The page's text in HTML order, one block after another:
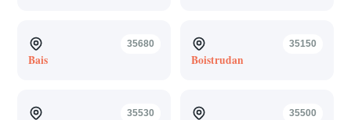
35680
Bais
35150
Boistrudan
35530 35500